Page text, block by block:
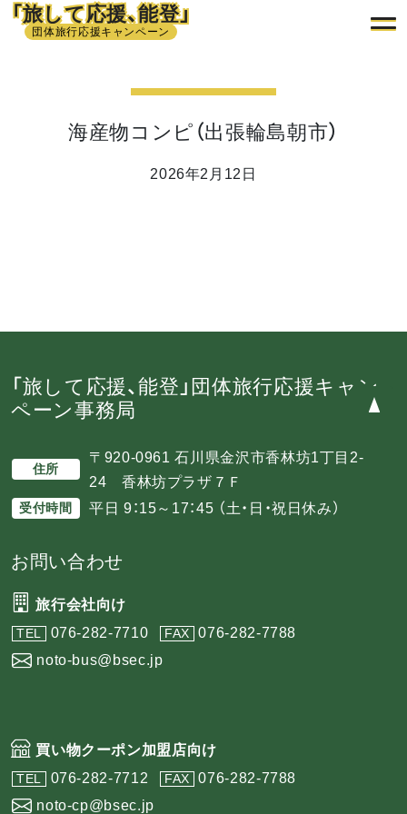
「旅して応援、能登」
団体旅行応援キャンペーン
海産物コンピ（出張輪島朝市）
2026年2月12日
「旅して応援、能登」団体旅行応援キャン
ペーン事務局
住所
〒920-0961 石川県金沢市香林坊1丁目2-
24 香林坊プラザ７Ｆ
受付時間 平日 9：15～17：45 （土・日・祝日休み）
お問い合わせ
旅行会社向け
TEL 076-282-7710 FAX
076-282-7788
noto-bus@bsec.jp
買い物クーポン加盟店向け
TEL 076-282-7712 FAX
076-282-7788
noto-cp@bsec.jp